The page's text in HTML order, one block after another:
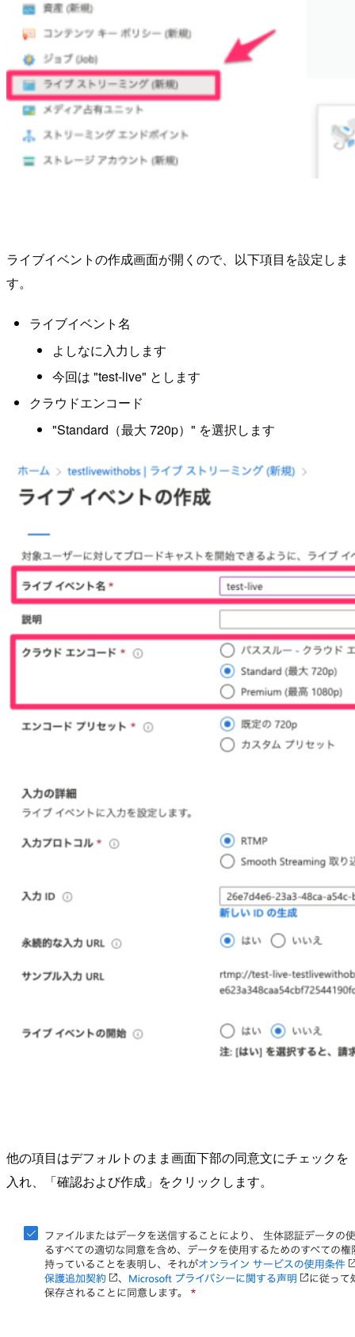
ライブイベントの作成画面が開くので、以下項目を設定しま
す。
ライブイベント名
よしなに入力します
今回は "test-live" とします
クラウドエンコード
"Standard（最大 720p）" を選択します
他の項目はデフォルトのまま画面下部の同意文にチェックを
入れ、「確認および作成」をクリックします。